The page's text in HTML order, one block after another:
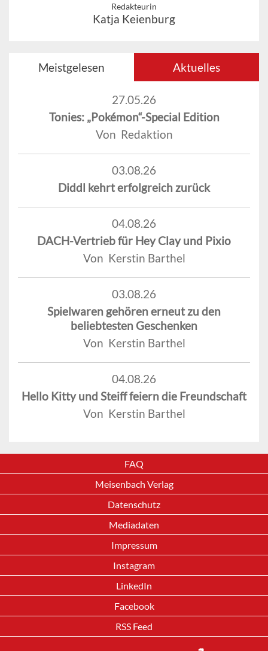
Redakteurin
Katja Keienburg
Meistgelesen Aktuelles
27.05.26
Tonies: „Pokémon“-Special Edition
Von Redaktion
03.08.26
Diddl kehrt erfolgreich zurück
04.08.26
DACH-Vertrieb für Hey Clay und Pixio
Von Kerstin Barthel
03.08.26
Spielwaren gehören erneut zu den
beliebtesten Geschenken
Von Kerstin Barthel
04.08.26
Hello Kitty und Steiff feiern die Freundschaft
Von Kerstin Barthel
FAQ
Meisenbach Verlag
Datenschutz
Mediadaten
Impressum
Instagram
LinkedIn
Facebook
RSS Feed